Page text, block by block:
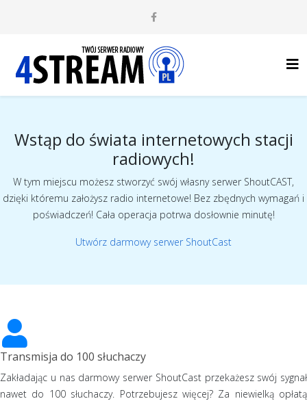
Wstąp do świata internetowych stacji
radiowych!
W tym miejscu możesz stworzyć swój własny serwer ShoutCAST,
dzięki któremu założysz radio internetowe! Bez zbędnych wymagań i
poświadczeń! Cała operacja potrwa dosłownie minutę!
Utwórz darmowy serwer ShoutCast
Transmisja do 100 słuchaczy
Zakładając u nas darmowy serwer ShoutCast przekażesz swój sygnał
nawet do 100 słuchaczy. Potrzebujesz więcej? Za niewielką opłatą